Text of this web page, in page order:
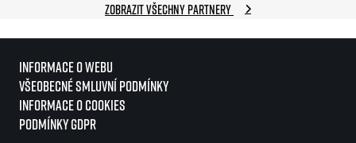
Zobrazit všechny partnery
Informace o webu
Všeobecné smluvní podmínky
Informace o cookies
Podmínky GDPR